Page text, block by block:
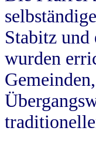
Stabitz
wurden